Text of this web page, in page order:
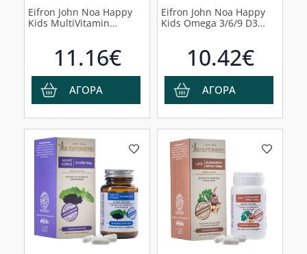
Eifron John Noa Happy
Kids MultiVitamin
Ζελεδάκια11.16€
ΑΓΟΡΑ
Eifron John Noa Happy
Kids Omega 3/6/9 D3
90 ζελεδάκια
10.42€
ΑΓΟΡΑ